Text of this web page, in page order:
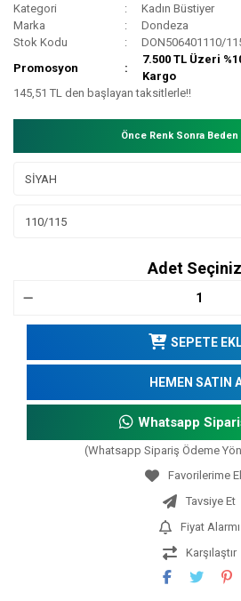
Kategori
Kadın Büstiyer
Marka
Dondeza
Stok Kodu
DON506401110/
Promosyon
7.500 TL Üzeri
Kargo
145,51 TL den başlayan taksitlerle!!
Önce Renk Sonra
Adet Seçiniz
SEPETE
HEMEN SATIN
Whatsapp
(Whatsapp Sipariş Ödeme
Tavsiye Et
Fiyat Alarmı
Karşılaştır